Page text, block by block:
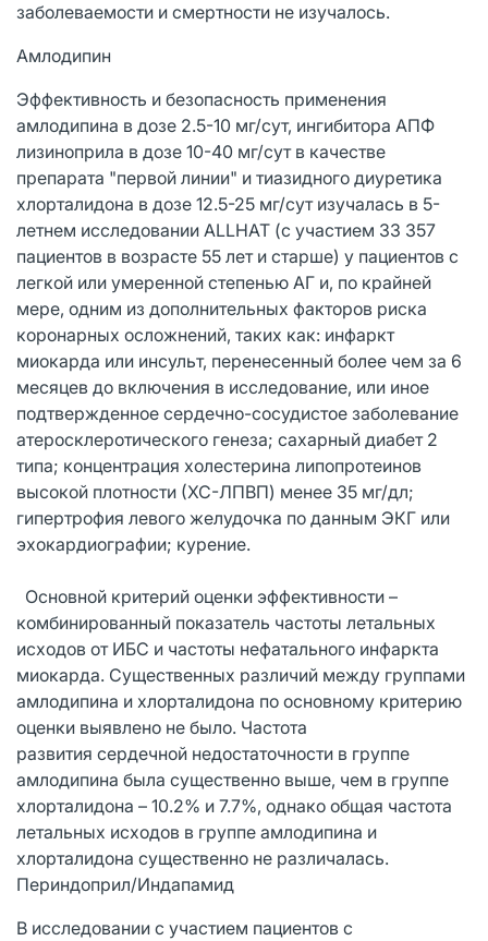
заболеваемости и смертности не изучалось.
Амлодипин
Эффективность и безопасность применения
амлодипина в дозе 2.5-10 мг/сут, ингибитора АПФ
лизиноприла в дозе 10-40 мг/сут в качестве
препарата "первой линии" и тиазидного диуретика
хлорталидона в дозе 12.5-25 мг/сут изучалась в 5-
летнем исследовании ALLHAT (с участием 33 357
пациентов в возрасте 55 лет и старше) у пациентов с
легкой или умеренной степенью АГ и, по крайней
мере, одним из дополнительных факторов риска
коронарных осложнений, таких как: инфаркт
миокарда или инсульт, перенесенный более чем за 6
месяцев до включения в исследование, или иное
подтвержденное сердечно-сосудистое заболевание
атеросклеротического генеза; сахарный диабет 2
типа; концентрация холестерина липопротеинов
высокой плотности (ХС-ЛПВП) менее 35 мг/дл;
гипертрофия левого желудочка по данным ЭКГ или
эхокардиографии; курение.
Основной критерий оценки эффективности –
комбинированный показатель частоты летальных
исходов от ИБС и частоты нефатального инфаркта
миокарда. Существенных различий между группами
амлодипина и хлорталидона по основному критерию
оценки выявлено не было. Частота
развития сердечной недостаточности в группе
амлодипина была существенно выше, чем в группе
хлорталидона – 10.2% и 7.7%, однако общая частота
летальных исходов в группе амлодипина и
хлорталидона существенно не различалась.
Периндоприл/Индапамид
В исследовании с участием пациентов с